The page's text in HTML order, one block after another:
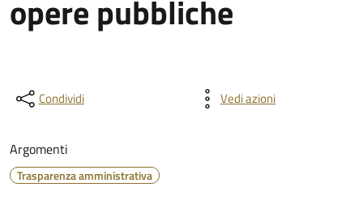
opere pubbliche
Condividi Vedi azioni
Argomenti
Trasparenza amministrativa